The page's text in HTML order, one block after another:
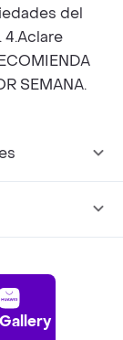
del
SEMANA.